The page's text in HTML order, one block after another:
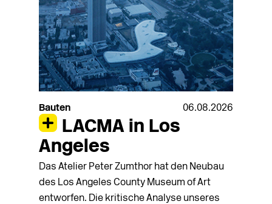
Bauten 06.08.2026
LACMA in Los
Angeles
Das Atelier Peter Zumthor hat den Neubau
des Los Angeles County Museum of Art
entworfen. Die kritische Analyse unseres